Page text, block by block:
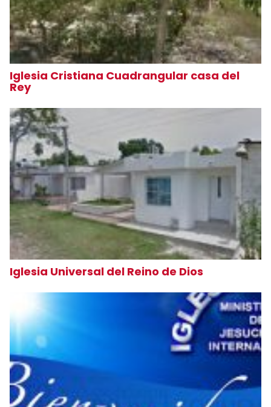
Iglesia Cristiana Cuadrangular casa del
Rey
Iglesia Universal del Reino de Dios